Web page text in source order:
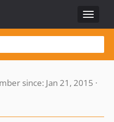
Toggle
since: Jan 21, 2015 ·